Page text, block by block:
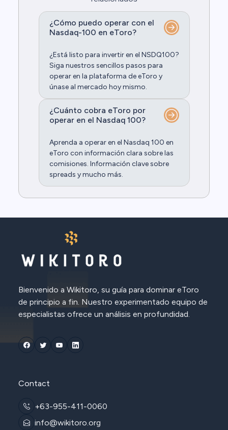
¿Cómo puedo operar con el
Nasdaq-100 en eToro?
¿Está listo para invertir en el NSDQ100?
Siga nuestros sencillos pasos para
operar en la plataforma de eToro y
únase al mercado hoy mismo.
¿Cuánto cobra eToro por
operar en el Nasdaq 100?
Aprenda a operar en el Nasdaq 100 en
eToro con información clara sobre las
comisiones. Información clave sobre
spreads y mucho más.
Bienvenido a Wikitoro, su guía para dominar eToro
de principio a fin. Nuestro experimentado equipo de
especialistas ofrece un análisis en profundidad.
Contact
+63-955-411-0060
info@wikitoro.org